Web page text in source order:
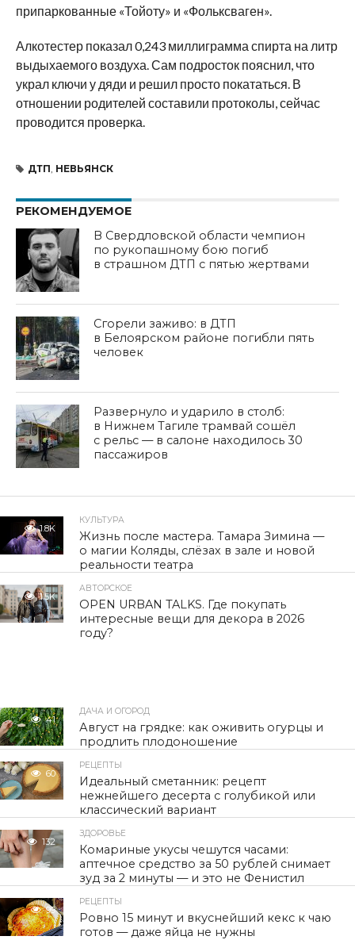
припаркованные «Тойоту» и «Фольксваген».
Алкотестер показал 0,243 миллиграмма спирта на литр
выдыхаемого воздуха. Сам подросток пояснил, что
украл ключи у дяди и решил просто покататься. В
отношении родителей составили протоколы, сейчас
проводится проверка.
ДТП НЕВЬЯНСК
РЕКОМЕНДУЕМОЕ
В Свердловской области чемпион
по рукопашному бою погиб
в страшном ДТП с пятью жертвами
Сгорели заживо: в ДТП
в Белоярском районе погибли пять
человек
Развернуло и ударило в столб:
в Нижнем Тагиле трамвай сошёл
с рельс — в салоне находилось 30
пассажиров
1.8K
КУЛЬТУРА
Жизнь после мастера. Тамара Зимина —
о магии Коляды, слёзах в зале и новой
реальности театра
1.5K
АВТОРСКОЕ
OPEN URBAN TALKS. Где покупать
интересные вещи для декора в 2026
году?
41
ДАЧА И ОГОРОД
Август на грядке: как оживить огурцы и
продлить плодоношение
60
РЕЦЕПТЫ
Идеальный сметанник: рецепт
нежнейшего десерта с голубикой или
классический вариант
132
ЗДОРОВЬЕ
Комариные укусы чешутся часами:
аптечное средство за 50 рублей снимает
зуд за 2 минуты — и это не Фенистил
99
РЕЦЕПТЫ
Ровно 15 минут и вкуснейший кекс к чаю
готов — даже яйца не нужны